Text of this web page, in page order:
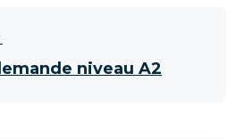
niveau A2